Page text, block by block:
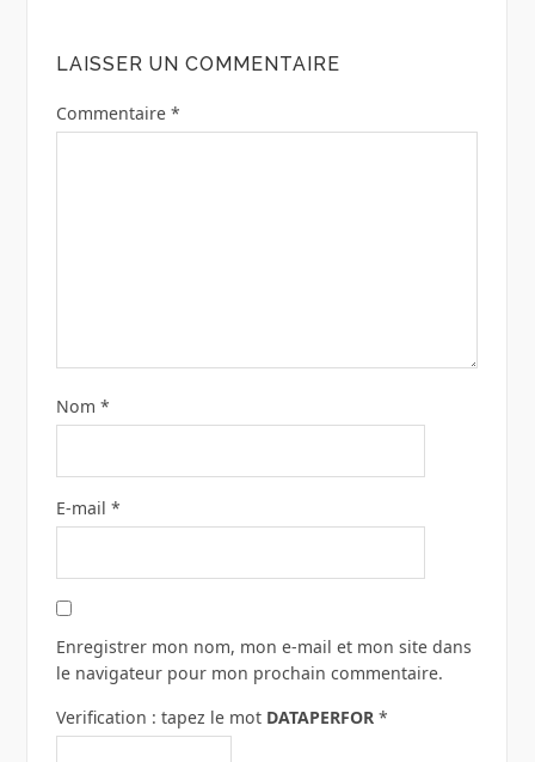
LAISSER UN COMMENTAIRE
Commentaire *
Nom *
E-mail *
Enregistrer mon nom, mon e-mail et mon site dans
le navigateur pour mon prochain commentaire.
Verification : tapez le mot DATAPERFOR *